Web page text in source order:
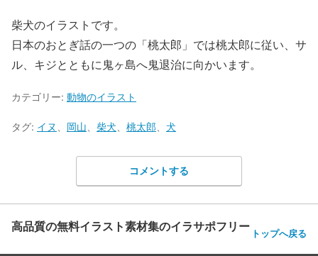
柴犬のイラストです。
日本のおとぎ話の一つの「桃太郎」では桃太郎に従い、サ
ル、キジとともに鬼ヶ島へ鬼退治に向かいます。
カテゴリー: 動物のイラスト
タグ: イヌ 岡山 柴犬 桃太郎 犬
コメントする
高品質の無料イラスト素材集のイラサポフリー トップへ戻る